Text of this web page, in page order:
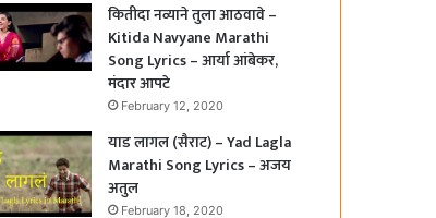
कितीदा नव्याने तुला आठवावे –
Kitida Navyane Marathi
Song Lyrics – आर्या आंबेकर,
मंदार आपटे
February 12, 2020
याड लागल (सैराट) – Yad Lagla
Marathi Song Lyrics – अजय
अतुल
February 18, 2020